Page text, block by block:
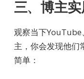
三、博主
观察当下
主，你会发现他们
简单：